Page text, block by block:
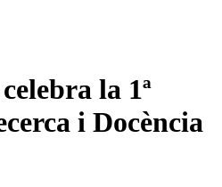
la 1ª
i Docència